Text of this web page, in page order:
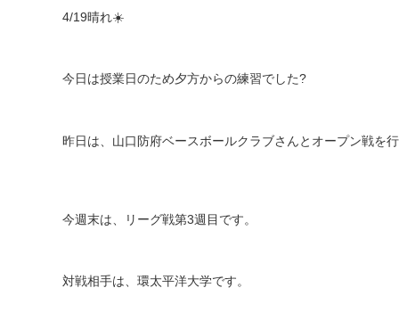
4/19晴れ☀️
今日は授業日のため夕方からの練習でした?
昨日は、山口防府ベースボールクラブさんとオープン戦を
今週末は、リーグ戦第3週目です。
対戦相手は、環太平洋大学です。